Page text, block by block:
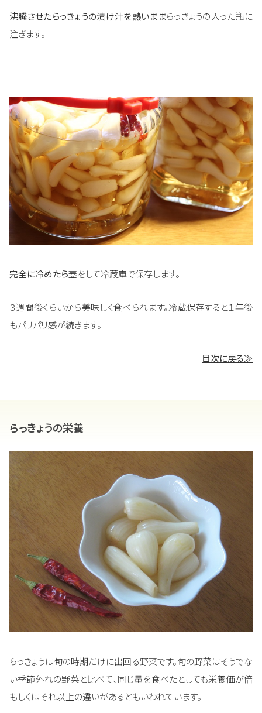
沸騰させたらっきょうの漬け汁を熱いままらっきょうの入った瓶に
注ぎます。
完全に冷めたら蓋をして冷蔵庫で保存します。
３週間後くらいから美味しく食べられます。冷蔵保存すると１年後
もパリパリ感が続きます。
目次に戻る≫
らっきょうの栄養
らっきょうは旬の時期だけに出回る野菜です。旬の野菜はそうでな
い季節外れの野菜と比べて、同じ量を食べたとしても栄養価が倍
もしくはそれ以上の違いがあるともいわれています。